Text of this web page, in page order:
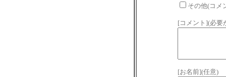
その他(コメ
[コメント](必要
[お名前](任意)